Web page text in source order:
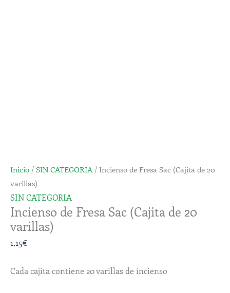
Inicio / SIN CATEGORIA/ Incienso de Fresa Sac (Cajita de 20
varillas)
SIN CATEGORIA
Incienso de Fresa Sac (Cajita de 20
varillas)
1,15€
Cada cajita contiene 20 varillas de incienso